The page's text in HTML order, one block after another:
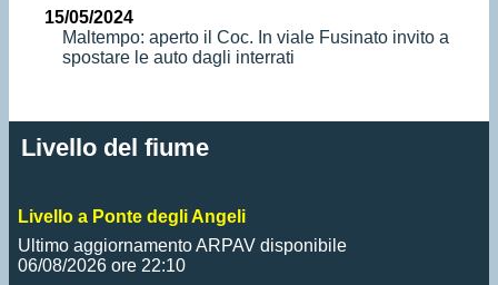
15/05/2024
Maltempo: aperto il Coc. In viale Fusinato invito a
spostare le auto dagli interrati
Livello del fiume
Livello a Ponte degli Angeli
Ultimo aggiornamento ARPAV disponibile
06/08/2026 ore 22:10